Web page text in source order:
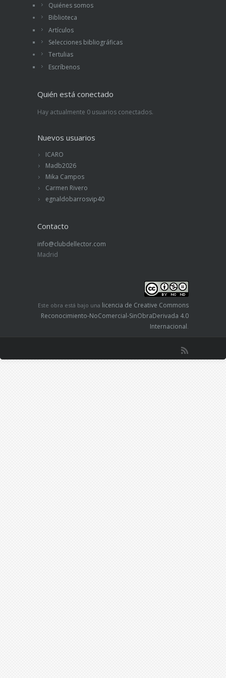
Quiénes somos
Biblioteca
Artículos
Selecciones bibliográficas
Tertulias
Escríbenos
Quién está conectado
Hay actualmente 0 usuarios conectados.
Nuevos usuarios
ICARO
Madb2026
Mika Campos
Carmen Rivero
egnaldobarrosvip40
Contacto
info@clubdellector.com
Madrid
Este obra está bajo una licencia de Creative Commons
Reconocimiento-NoComercial-SinObraDerivada 4.0
Internacional